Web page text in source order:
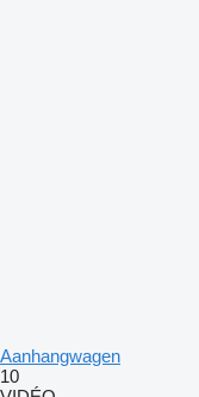
Aanhangwagen
10